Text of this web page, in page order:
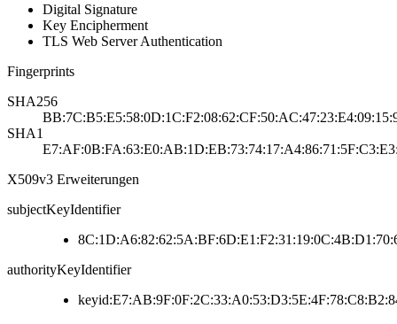
Digital Signature
Key Encipherment
TLS Web Server Authentication
Fingerprints
SHA256
SHA1
X509v3 Erweiterungen
subjectKeyIdentifier
authorityKeyIdentifier